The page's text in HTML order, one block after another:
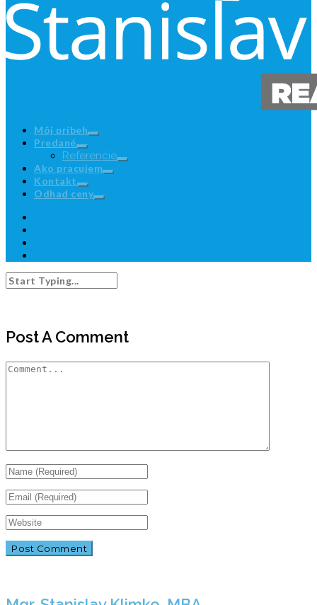
Môj príbeh
Predané
Referencie
Ako pracujem
Kontakt
Odhad ceny
Post A Comment